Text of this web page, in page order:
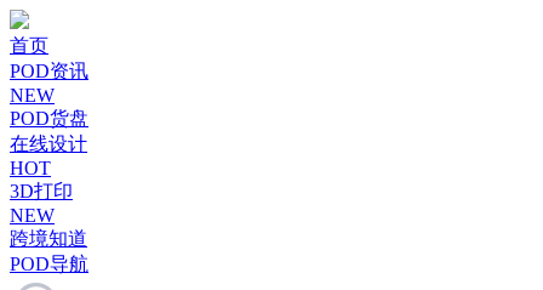
首页
POD资讯
NEW
POD货盘
在线设计
HOT
3D打印
NEW
跨境知道
POD导航